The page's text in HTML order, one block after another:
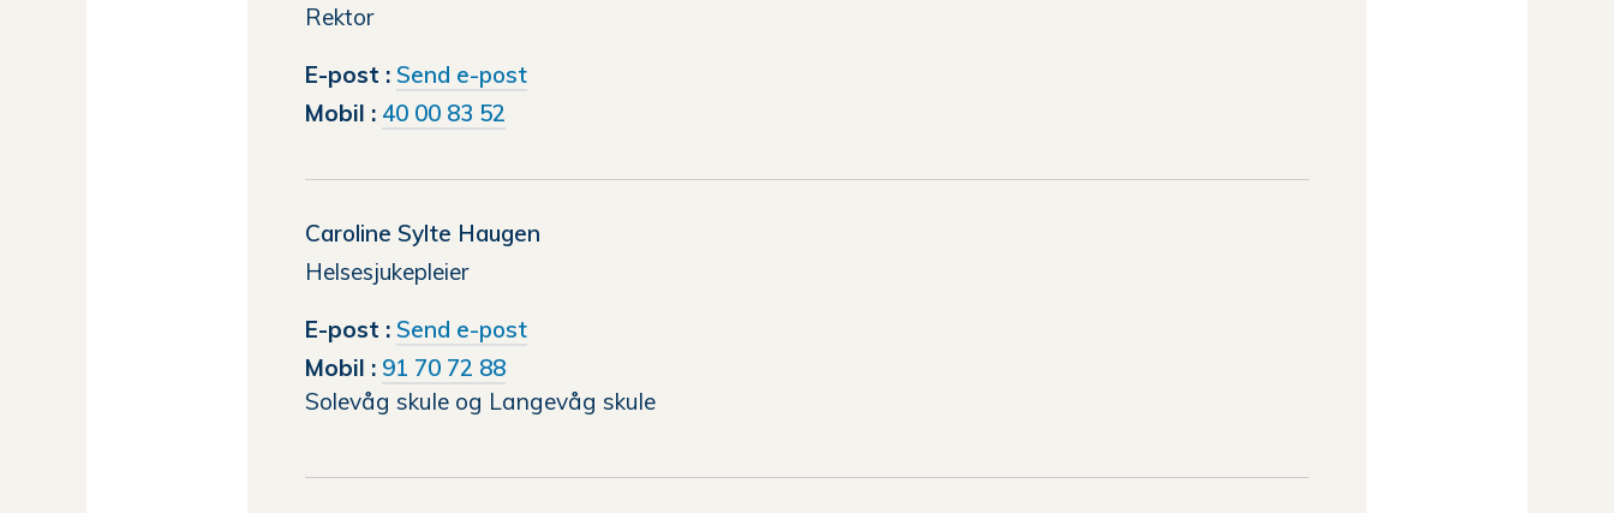
Rektor
E-post
Send e-posttil
Tonheim
Mobil 40 00 83 52
Caroline Sylte Haugen
Helsesjukepleier
E-post
Send e-posttil
Sylte
Mobil
91 70 72 88
Solevåg skule og Langevåg skule